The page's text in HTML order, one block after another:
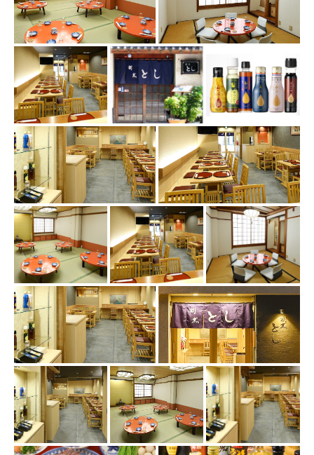
この店舗情報をシェアする
写真 | 日本料理・長崎伝統料理 割烹とし
長崎県長崎市中町5-22
https://kappoutoshi.owst.jp/gallery
お店情報をコピー
閉じる